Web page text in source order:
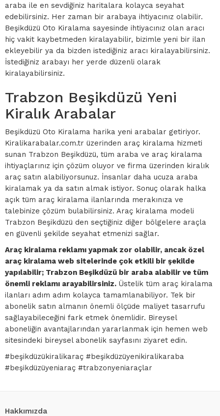
araba ile en sevdiğiniz haritalara kolayca seyahat
edebilirsiniz. Her zaman bir arabaya ihtiyacınız olabilir.
Beşikdüzü Oto Kiralama sayesinde ihtiyacınız olan aracı
hiç vakit kaybetmeden kiralayabilir, bizimle yeni bir ilan
ekleyebilir ya da bizden istediğiniz aracı kiralayabilirsiniz.
İstediğiniz arabayı her yerde düzenli olarak
kiralayabilirsiniz.
Trabzon Beşikdüzü Yeni
Kiralık Arabalar
Beşikdüzü Oto Kiralama harika yeni arabalar getiriyor.
Kiralikarabalar.com.tr üzerinden araç kiralama hizmeti
sunan Trabzon Beşikdüzü, tüm araba ve araç kiralama
ihtiyaçlarınız için çözüm oluyor ve firma üzerinden kiralık
araç satın alabiliyorsunuz. İnsanlar daha ucuza araba
kiralamak ya da satın almak istiyor. Sonuç olarak halka
açık tüm araç kiralama ilanlarında merakınıza ve
talebinize çözüm bulabilirsiniz. Araç kiralama modeli
Trabzon Beşikdüzü den seçtiğiniz diğer bölgelere araçla
en güvenli şekilde seyahat etmenizi sağlar.
Araç kiralama reklamı yapmak zor olabilir, ancak özel
araç kiralama web sitelerinde çok etkili bir şekilde
yapılabilir; Trabzon Beşikdüzü bir araba alabilir ve tüm
önemli reklamı arayabilirsiniz. Üstelik tüm araç kiralama
ilanları adım adım kolayca tamamlanabiliyor. Tek bir
abonelik satın almanın önemli ölçüde maliyet tasarrufu
sağlayabileceğini fark etmek önemlidir. Bireysel
aboneliğin avantajlarından yararlanmak için hemen web
sitesindeki bireysel abonelik sayfasını ziyaret edin.
#beşikdüzükiralikaraç #beşikdüzüyenikiralikaraba
#beşikdüzüyeniaraç #trabzonyeniaraçlar
Hakkımızda